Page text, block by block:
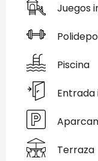
Juegos
Piscina
Terraza